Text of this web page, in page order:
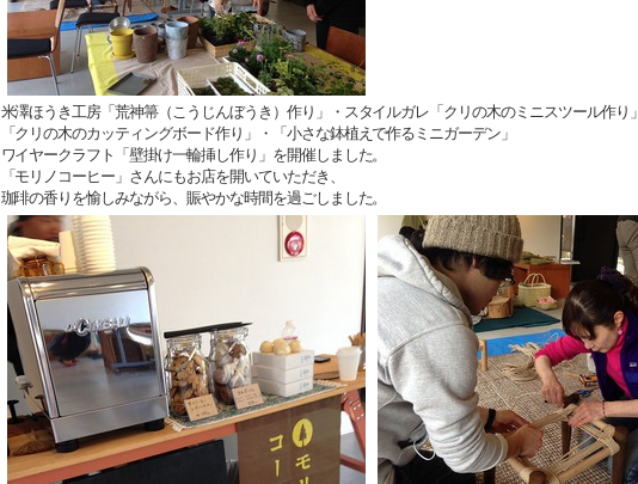
米澤ほうき工房「荒神箒（こうじんぼうき）作り」・スタイルガレ「クリの木のミニスツール作り」
「クリの木のカッティングボード作り」・「小さな鉢植えで作るミニガーデン」
ワイヤークラフト「壁掛け一輪挿し作り」を開催しました。
「モリノコーヒー」さんにもお店を開いていただき、
珈琲の香りを愉しみながら、賑やかな時間を過ごしました。